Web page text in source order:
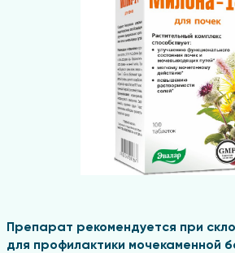
Препарат рекомендуется при
для профилактики мочекаменной